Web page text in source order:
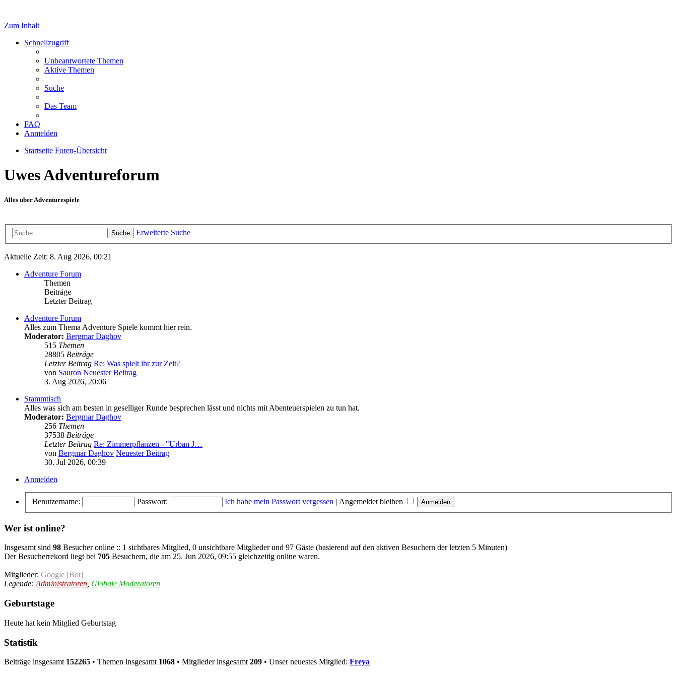
Zum Inhalt
Schnellzugriff
Unbeantwortete Themen
Aktive Themen
Suche
Das Team
FAQ
Anmelden
Startseite Foren-Übersicht
Uwes Adventureforum
Alles über Adventurespiele
Suche Erweiterte Suche
Aktuelle Zeit: 8. Aug 2026, 00:21
Adventure Forum
Themen
Beiträge
Letzter Beitrag
Adventure Forum
Alles zum Thema Adventure Spiele kommt hier rein.
Moderator: Bergmar Daghov
515 Themen
28805 Beiträge
Letzter Beitrag Re: Was spielt ihr zur Zeit?
von Sauron Neuester Beitrag
3. Aug 2026, 20:06
Stammtisch
Alles was sich am besten in geselliger Runde besprechen lässt und nichts mit Abenteuerspielen zu tun hat.
Moderator: Bergmar Daghov
256 Themen
37538 Beiträge
Letzter Beitrag Re: Zimmerpflanzen - "Urban J…
von Bergmar Daghov Neuester Beitrag
30. Jul 2026, 00:39
Anmelden
Benutzername: Passwort: Ich habe mein Passwort vergessen | Angemeldet bleiben
Wer ist online?
Insgesamt sind 98 Besucher online :: 1 sichtbares Mitglied, 0 unsichtbare Mitglieder und 97 Gäste (basierend auf den aktiven Besuchern der letzten 5 Minuten)
Der Besucherrekord liegt bei 705 Besuchern, die am 25. Jun 2026, 09:55 gleichzeitig online waren.
Mitglieder: Google [Bot]
Legende:Administratoren, Globale Moderatoren
Geburtstage
Heute hat kein Mitglied Geburtstag
Statistik
Beiträge insgesamt 152265 • Themen insgesamt 1068 • Mitglieder insgesamt 209 • Unser neuestes Mitglied: Freya